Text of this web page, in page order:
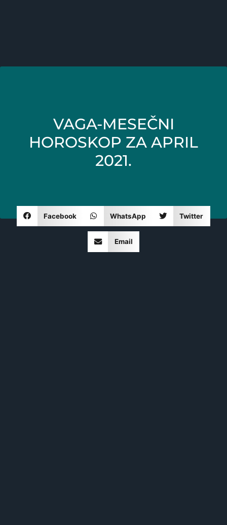
VAGA-MESEČNI
HOROSKOP ZA APRIL
2021.
Facebook WhatsApp Twitter
Email